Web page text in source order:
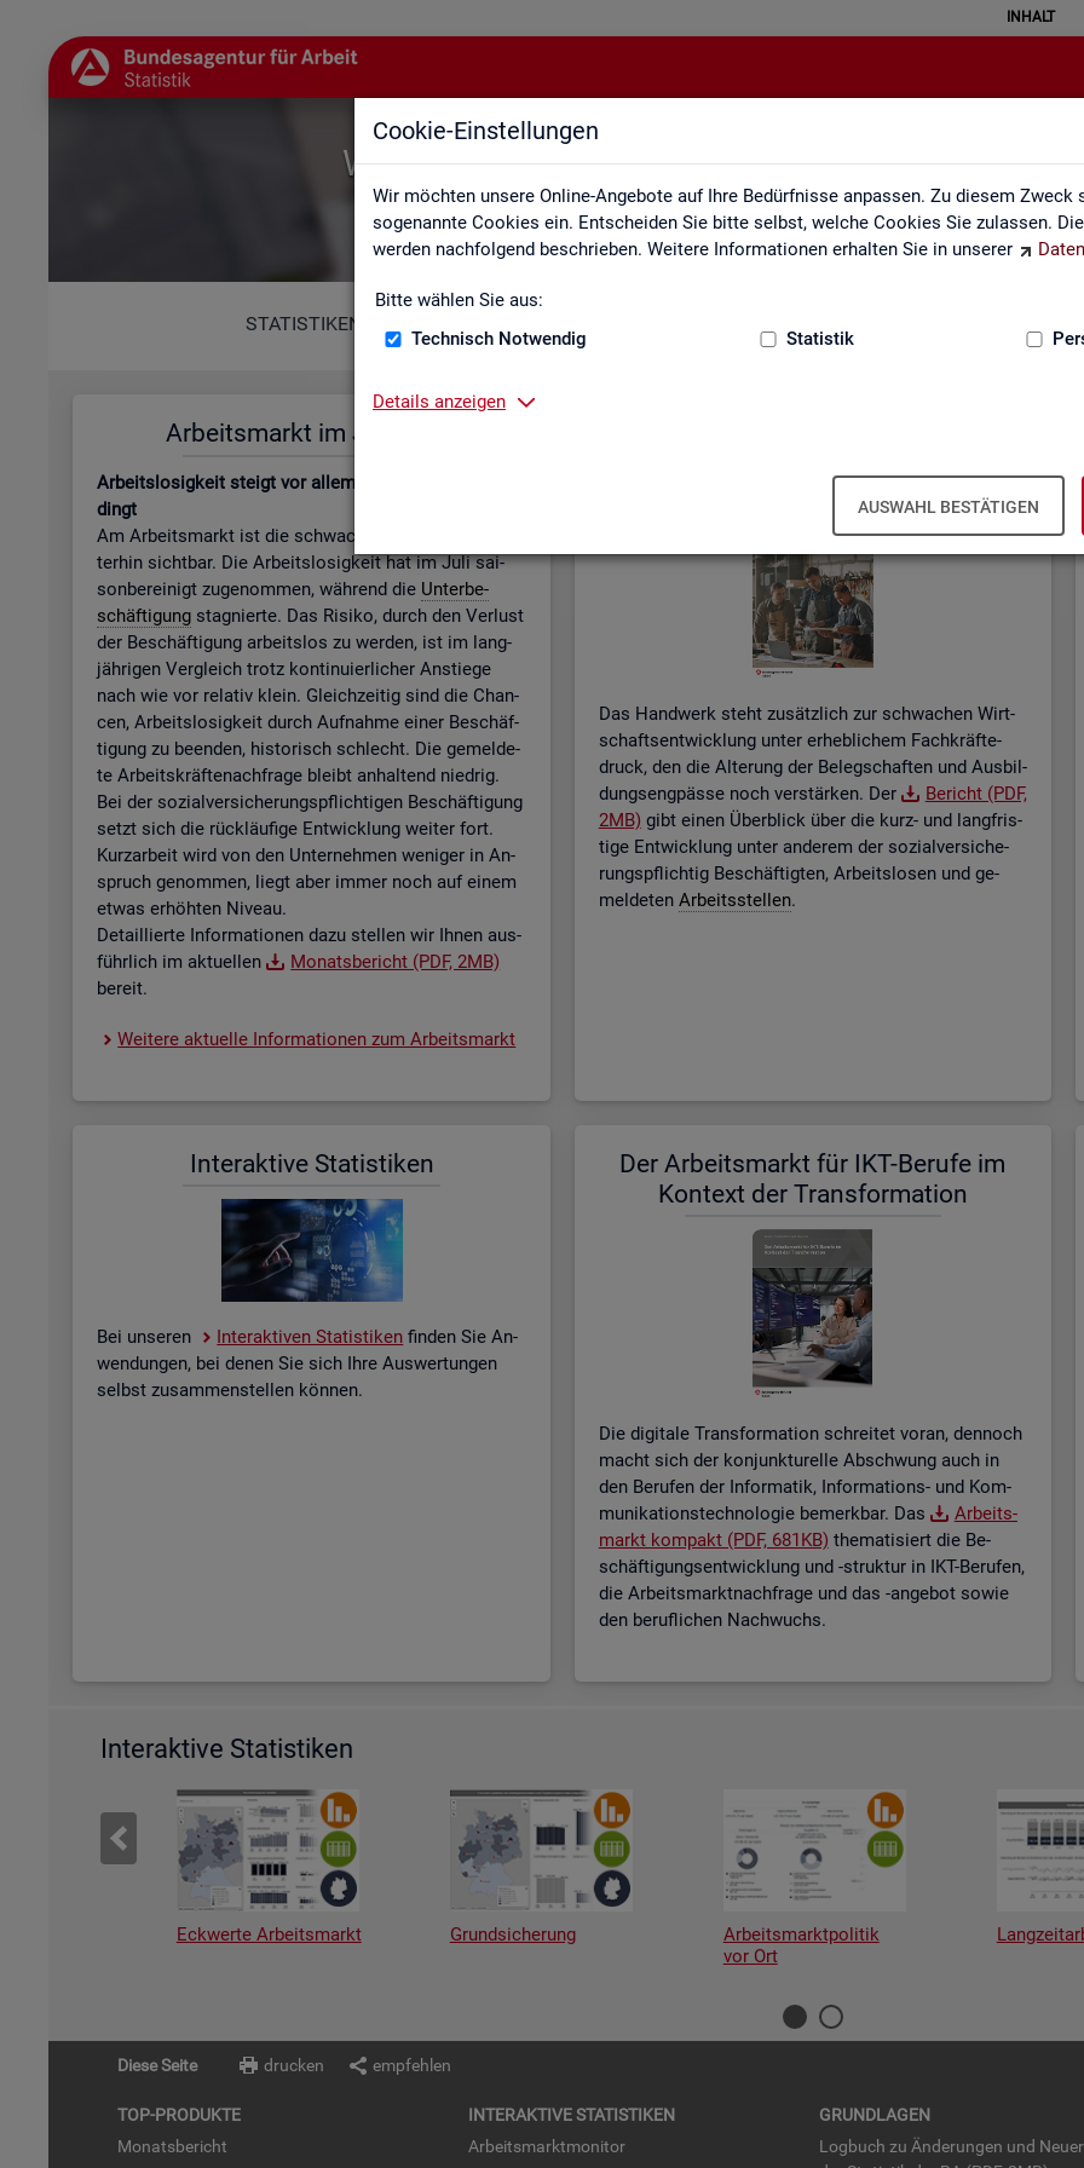
Cookie-Einstellungen
Wir möchten unsere Online-Angebote auf Ihre Bedürfnisse anpassen. Zu diesem Zweck
sogenannte Cookies ein. Entscheiden Sie bitte selbst, welche Cookies Sie zulassen.
werden nachfolgend beschrieben. Weitere Informationen erhalten Sie in unserer
Bitte wählen Sie aus:
Technisch Notwendig
Statistik
Details anzeigen
AUSWAHL BESTÄTIGEN
INHALT
Willkommen bei der Statistik der
STATISTIKEN
Ar­beits­markt im Juli 2026
Ar­beits­lo­sig­keit steigt vor allem jah­res­zeit­lich be­
dingt
Am Ar­beits­markt ist die schwa­che Kon­junk­tur wei­
ter­hin sicht­bar. Die Ar­beits­lo­sig­keit hat im Juli sai­
son­be­rei­nigt zu­ge­nom­men, wäh­rend die Un­ter­be­
schäf­ti­gung sta­gnier­te. Das Ri­si­ko, durch den Ver­lust
der Be­schäf­ti­gung ar­beits­los zu wer­den, ist im lang­
jäh­ri­gen Ver­gleich trotz kon­ti­nu­ier­li­cher An­stie­ge
nach wie vor re­la­tiv klein. Gleich­zei­tig sind die Chan­
cen, Ar­beits­lo­sig­keit durch Auf­nah­me einer Be­schäf­
ti­gung zu be­en­den, his­to­risch schlecht. Die ge­mel­de­
te Ar­beits­kräf­te­nach­fra­ge bleibt an­hal­tend nied­rig.
Bei der so­zi­al­ver­si­che­rungs­pflich­ti­gen Be­schäf­ti­gung
setzt sich die rück­läu­fi­ge Ent­wick­lung wei­ter fort.
Kurz­ar­beit wird von den Un­ter­neh­men we­ni­ger in An­
spruch ge­nom­men, liegt aber immer noch auf einem
etwas er­höh­ten Ni­veau.
De­tail­lier­te In­for­ma­tio­nen dazu stel­len wir Ihnen aus­
führ­lich im ak­tu­el­len
Mo­nats­be­richt (PDF, 2MB)
be­reit.
Wei­te­re ak­tu­el­le In­for­ma­tio­nen zum Ar­beits­markt
Das Hand­werk steht zu­sätz­lich zur schwa­chen Wirt­
schafts­ent­wick­lung unter er­heb­li­chem Fach­kräf­te­
druck, den die Al­te­rung der Be­leg­schaf­ten und Aus­bil­
dungs­eng­päs­se noch ver­stär­ken. Der
Be­richt (PDF,
2MB) gibt einen Über­blick über die kurz- und lang­fris­
ti­ge Ent­wick­lung unter an­de­rem der so­zi­al­ver­si­che­
rungs­pflich­tig Be­schäf­tig­ten, Ar­beits­lo­sen und ge­
mel­de­ten Ar­beits­stel­len.
In­ter­ak­ti­ve Sta­tis­ti­ken
Bei un­se­ren In­ter­ak­ti­ven Sta­tis­ti­ken fin­den Sie An­
wen­dun­gen, bei denen Sie sich Ihre Aus­wer­tun­gen
selbst zu­sam­men­stel­len kön­nen.
Der Ar­beits­markt für IKT-Be­ru­fe im
Kon­text der Trans­for­ma­ti­on
Die di­gi­ta­le Trans­for­ma­ti­on schrei­tet voran, den­noch
macht sich der kon­junk­tu­rel­le Ab­schwung auch in
den Be­ru­fen der In­for­ma­tik, In­for­ma­ti­ons- und Kom­
mu­ni­ka­ti­ons­tech­no­lo­gie be­merk­bar. Das
Ar­beits­
markt kom­pakt (PDF, 681KB) the­ma­ti­siert die Be­
schäf­ti­gungs­ent­wick­lung und -struk­tur in IKT-Be­ru­fen,
die Ar­beits­markt­nach­fra­ge und das -an­ge­bot sowie
den be­ruf­li­chen Nach­wuchs.
Interaktive Statistiken
Eckwerte Arbeitsmarkt Grundsicherung
Arbeitsmarktpolitik
vor Ort
Diese Seite drucken empfehlen
TOP-PRO­DUK­TE
Mo­nats­be­richt
IN­TER­AK­TI­VE STA­TIS­TI­KEN
Ar­beits­markt­mo­ni­tor
GRUND­LA­GEN
Log­buch zu Än­de­run­gen und